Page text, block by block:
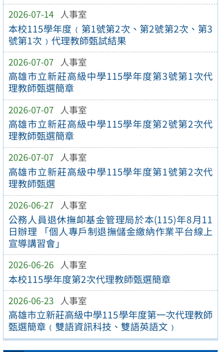
2026-07-14 人事室
本校115學年度﹙第1號第2次、第2號第2次、第3
號第1次﹚代理教師甄試結果
2026-07-07 人事室
高雄市立新莊高級中學115學年度第3號第1次代
理教師甄選簡章
2026-07-07 人事室
高雄市立新莊高級中學115學年度第2號第2次代
理教師甄選簡章
2026-07-07 人事室
高雄市立新莊高級中學115學年度第1號第2次代
理教師甄選
2026-06-27 人事室
公務人員退休撫卹基金管理局於本(115)年8月11
日辦理 「個人專戶制退撫儲金繳納作業平台線上
宣導講習會」
2026-06-26 人事室
本校115學年度第2次代理教師甄選簡章
2026-06-23 人事室
高雄市立新莊高級中學115學年度第一次代理教師
甄選簡章﹙雙語資訊科技、雙語英語文﹚